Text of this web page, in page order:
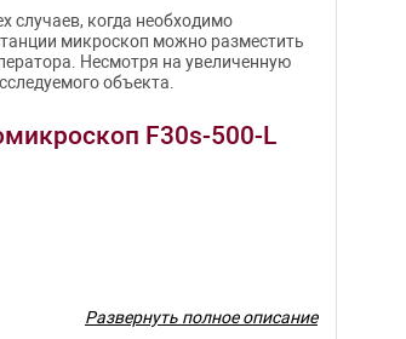
случаев, когда необходимо
микроскоп можно разместить
Несмотря на увеличенную
объекта.
F30s-500-L
Развернуть полное описание